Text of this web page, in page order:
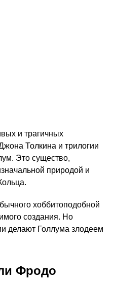
и трагичных
Толкина и трилогии
Это существо,
природой и
хоббитоподобной
создания. Но
делают Голлума злодеем
Фродо